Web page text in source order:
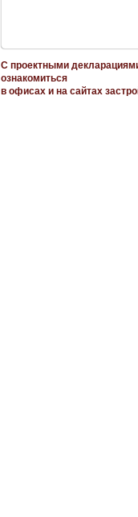
С проектными
ознакомиться
в офисах и на сайтах